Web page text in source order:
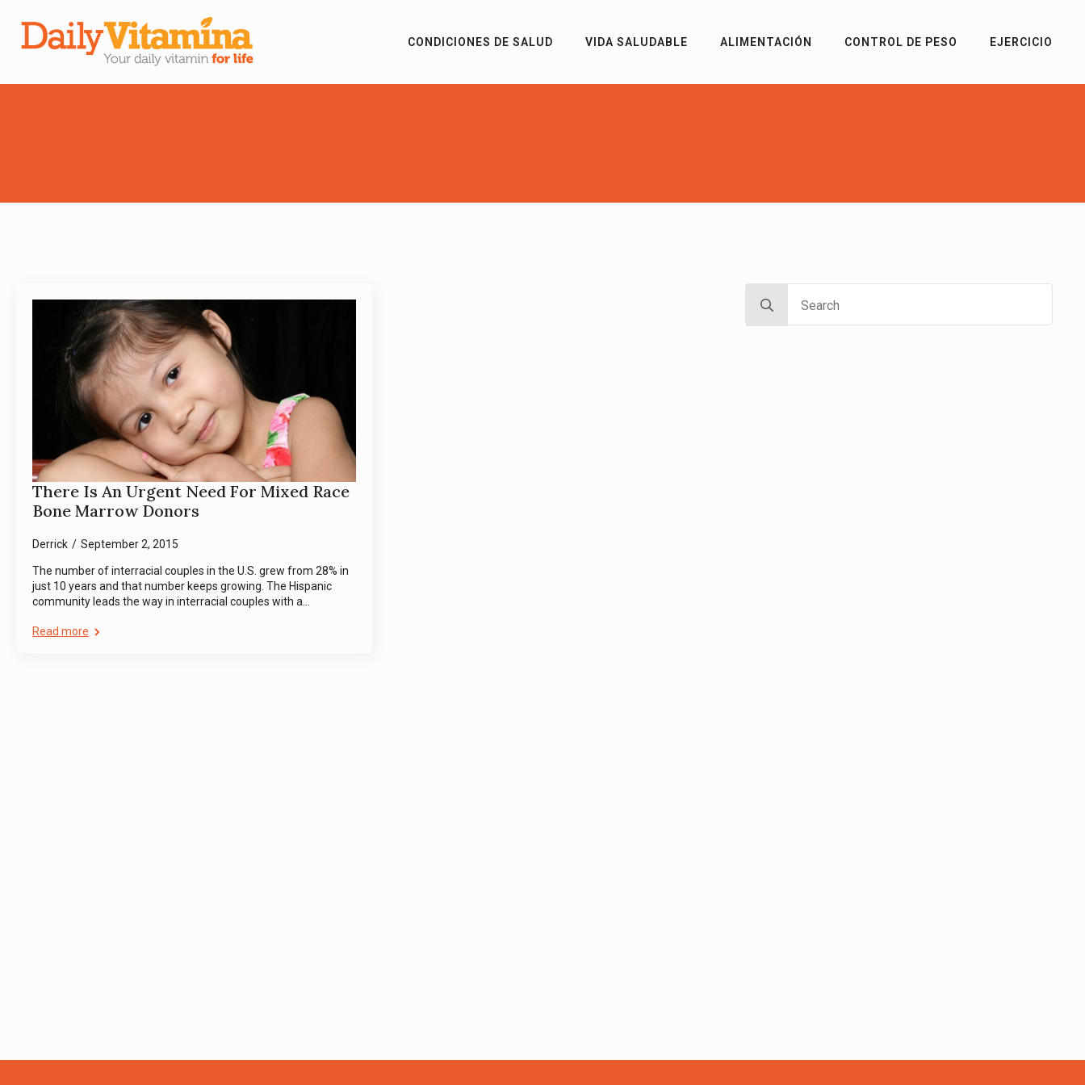
CONDICIONES DE SALUD VIDA SALUDABLE ALIMENTACIÓN CONTROL DE PESO EJERCICIO
There Is An Urgent Need For Mixed Race
Bone Marrow Donors
Derrick September 2, 2015
The number of interracial couples in the U.S. grew from 28% in
just 10 years and that number keeps growing. The Hispanic
community leads the way in interracial couples with a…
Read more
for: